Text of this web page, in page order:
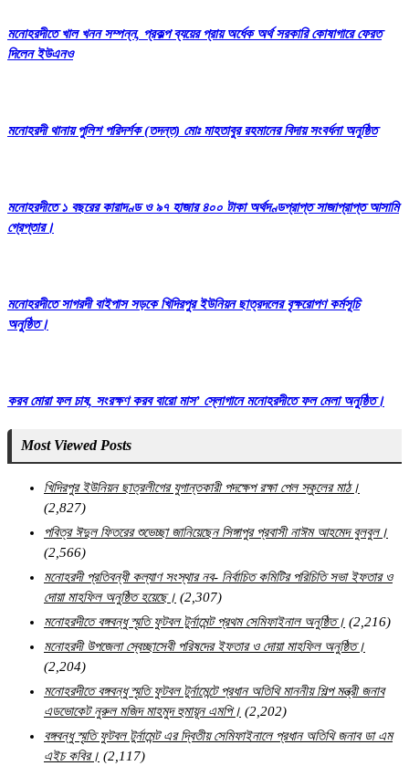
মনোহরদীতে খাল খনন সম্পন্ন, প্রকল্প ব্যয়ের প্রায় অর্ধেক অর্থ সরকারি কোষাগারে ফেরত
দিলেন ইউএনও
মনোহরদী থানায় পুলিশ পরিদর্শক (তদন্ত) মোঃ মাহতাবুর রহমানের বিদায় সংবর্ধনা অনুষ্ঠিত
মনোহরদীতে ১ বছরের কারাদণ্ড ও ৯৭ হাজার ৪০০ টাকা অর্থদণ্ডপ্রাপ্ত সাজাপ্রাপ্ত আসামি
গ্রেপ্তার।
মনোহরদীতে সাগরদী বাইপাস সড়কে খিদিরপুর ইউনিয়ন ছাত্রদলের বৃক্ষরোপণ কর্মসূচি
অনুষ্ঠিত।
করব মোরা ফল চাষ, সংরক্ষণ করব বারো মাস’ স্লোগানে মনোহরদীতে ফল মেলা অনুষ্ঠিত।
Most Viewed Posts
খিদিরপুর ইউনিয়ন ছাত্রলীগের যুগান্তকারী পদক্ষেপ রক্ষা পেল স্কুলের মাঠ।
(2,827)
পবিত্র ঈদুল ফিতরের শুভেচ্ছা জানিয়েছেন সিঙ্গাপুর প্রবাসী নাঈম আহমেদ বুলবুল।
(2,566)
মনোহরদী প্রতিবন্ধী কল্যাণ সংস্থার নব- নির্বাচিত কমিটির পরিচিতি সভা ইফতার ও
দোয়া মাহফিল অনুষ্ঠিত হয়েছে। (2,307)
মনোহরদীতে বঙ্গবন্ধু স্মৃতি ফুটবল টুর্নামেন্ট প্রথম সেমিফাইনাল অনুষ্ঠিত। (2,216)
মনোহরদী উপজেলা স্বেচ্ছাসেবী পরিষদের ইফতার ও দোয়া মাহফিল অনুষ্ঠিত।
(2,204)
মনোহরদীতে বঙ্গবন্ধু স্মৃতি ফুটবল টুর্নামেন্টে প্রধান অতিথি মাননীয় শিল্প মন্ত্রী জনাব
এডভোকেট নুরুল মজিদ মাহমুদ হুমায়ূন এমপি। (2,202)
বঙ্গবন্ধু স্মৃতি ফুটবল টুর্নামেন্ট এর দ্বিতীয় সেমিফাইনালে প্রধান অতিথি জনাব ডা এম
এইচ কবির। (2,117)